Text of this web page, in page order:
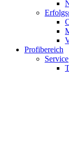
Profibereich
Service